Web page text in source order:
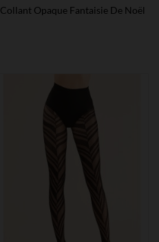
Collant Opaque Fantaisie De Noël